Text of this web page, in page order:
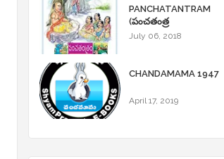
PANCHATANTRAM
(పంచతంత్ర
కథలు)Andhrajyothy
July 06, 2018
CHANDAMAMA 1947
April 17, 2019